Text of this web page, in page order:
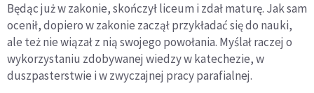
Będąc już w zakonie, skończył liceum i zdał maturę. Jak sam
ocenił, dopiero w zakonie zaczął przykładać się do nauki,
ale też nie wiązał z nią swojego powołania. Myślał raczej o
wykorzystaniu zdobywanej wiedzy w katechezie, w
duszpasterstwie i w zwyczajnej pracy parafialnej.